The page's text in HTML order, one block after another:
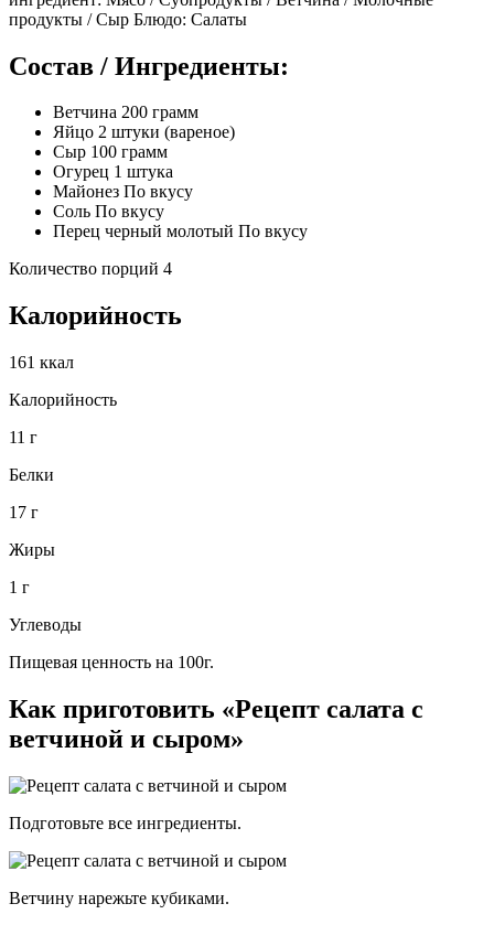
продукты / Сыр Блюдо: Салаты
Состав / Ингредиенты:
Ветчина 200 грамм
Яйцо 2 штуки (вареное)
Сыр 100 грамм
Огурец 1 штука
Майонез По вкусу
Соль По вкусу
Перец черный молотый По вкусу
Количество порций 4
Калорийность
161 ккал
Калорийность
11 г
Белки
17 г
Жиры
1 г
Углеводы
Пищевая ценность на 100г.
Как приготовить «Рецепт салата с
ветчиной и сыром»
Подготовьте все ингредиенты.
Ветчину нарежьте кубиками.